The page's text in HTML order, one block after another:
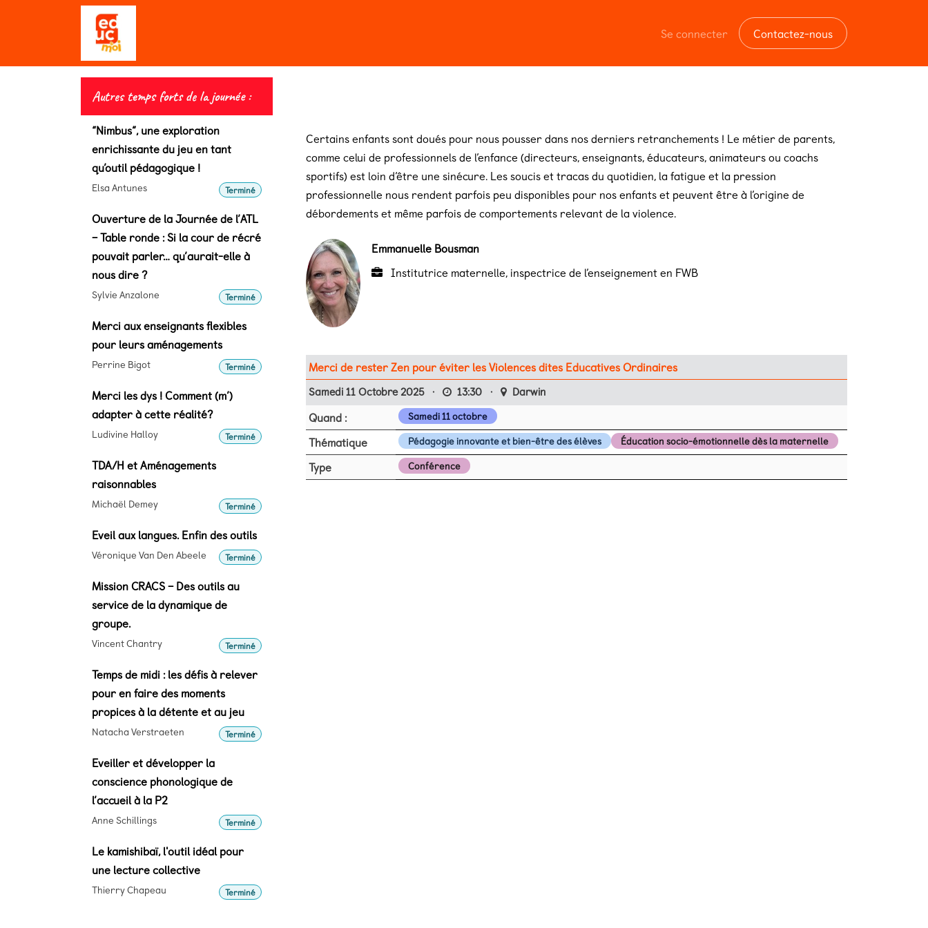
Se rendre au contenu
Se connecter Contactez-nous
Autres temps forts de la journée :
“Nimbus”, une exploration
enrichissante du jeu en tant
qu’outil pédagogique !
Elsa Antunes Terminé
Ouverture de la Journée de l’ATL
– Table ronde : Si la cour de récré
pouvait parler… qu’aurait-elle à
nous dire ?
Sylvie Anzalone Terminé
Merci aux enseignants flexibles
pour leurs aménagements
Perrine Bigot Terminé
Merci les dys ! Comment (m’)
adapter à cette réalité?
Ludivine Halloy Terminé
TDA/H et Aménagements
raisonnables
Michaël Demey Terminé
Eveil aux langues. Enfin des outils
Véronique Van Den Abeele Terminé
Mission CRACS – Des outils au
service de la dynamique de
groupe.
Vincent Chantry Terminé
Temps de midi : les défis à relever
pour en faire des moments
propices à la détente et au jeu
Natacha Verstraeten Terminé
Eveiller et développer la
conscience phonologique de
l’accueil à la P2
Anne Schillings Terminé
Le kamishibaï, l'outil idéal pour
une lecture collective
Thierry Chapeau Terminé
Certains enfants sont doués pour nous pousser dans nos derniers retranchements ! Le métier de parents,
comme celui de professionnels de l’enfance (directeurs, enseignants, éducateurs, animateurs ou coachs
sportifs) est loin d’être une sinécure. Les soucis et tracas du quotidien, la fatigue et la pression
professionnelle nous rendent parfois peu disponibles pour nos enfants et peuvent être à l’origine de
débordements et même parfois de comportements relevant de la violence.
Emmanuelle Bousman
Institutrice maternelle, inspectrice de l’enseignement en FWB
Merci de rester Zen pour éviter les Violences dites Educatives Ordinaires
Samedi 11 Octobre 2025 · 13:30 · Darwin
Quand : Samedi 11 octobre
Thématique Pédagogie innovante et bien-être des élèves Éducation socio-émotionnelle dès la maternelle
Type Conférence